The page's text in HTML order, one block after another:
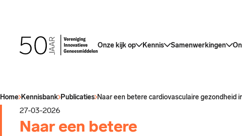
Onze kijk op Kennis Samenwerkingen
Home Kennisbank Publicaties
27-03-2026
Naar een betere